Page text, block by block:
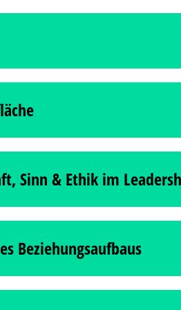
eine Atmosphäre, in der echte Begegnung
Blickwinkel & kreatives Denken in
nur oberflächliches „Networking“, sondern
& gleichzeitig wirtschaftlich erfolgreich
Sinn & Ethik im
Erfolg & gute Führung mit ethischen
den Purpose ihrer Organisation?
Beziehungsaufbaus